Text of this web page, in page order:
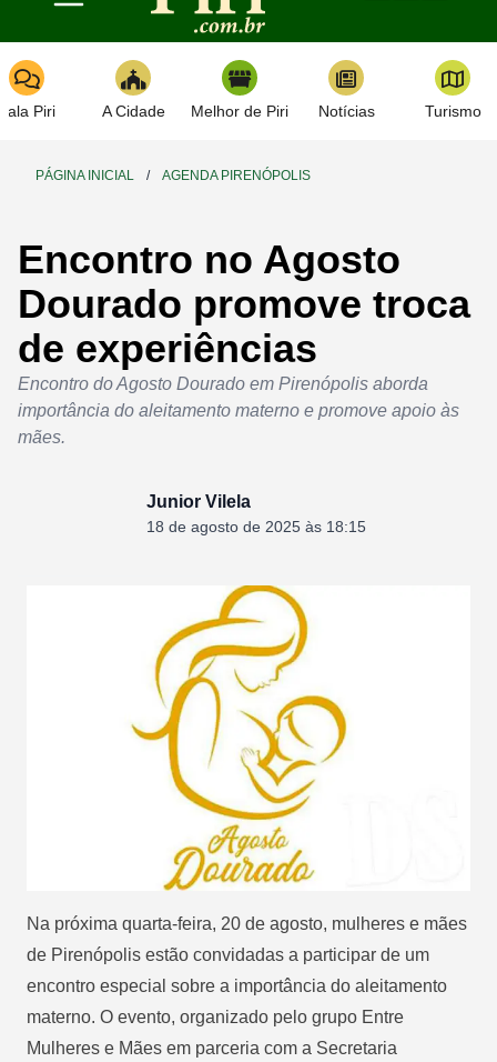
Toggle navigation
Piri A Cidade Melhor de Piri Notícias Turismo
PÁGINA INICIAL / AGENDA PIRENÓPOLIS
Encontro no Agosto
Dourado promove troca
de experiências
Encontro do Agosto Dourado em Pirenópolis aborda
importância do aleitamento materno e promove apoio às
mães.
Junior Vilela
18 de agosto de 2025 às 18:15
Na próxima quarta-feira, 20 de agosto, mulheres e mães
de Pirenópolis estão convidadas a participar de um
encontro especial sobre a importância do aleitamento
materno. O evento, organizado pelo grupo Entre
Mulheres e Mães em parceria com a Secretaria